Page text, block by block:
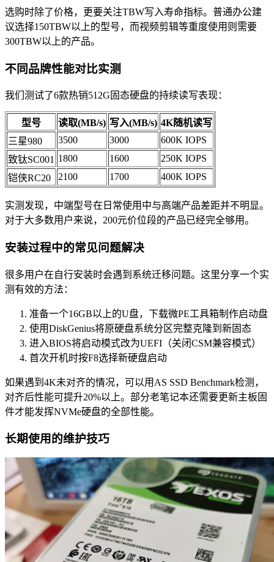
选购时除了价格，更要关注TBW写入寿命指标。普通办公建
议选择150TBW以上的型号，而视频剪辑等重度使用则需要
300TBW以上的产品。
不同品牌性能对比实测
我们测试了6款热销512G固态硬盘的持续读写表现：
型号 读取(MB/s) 写入(MB/s) 4K随机读写
三星980
3500 3000
600K IOPS
致钛SC001 1800 1600
250K IOPS
铠侠RC20
2100 1700 400K IOPS
实测发现，中端型号在日常使用中与高端产品差距并不明显。
对于大多数用户来说，200元价位段的产品已经完全够用。
安装过程中的常见问题解决
很多用户在自行安装时会遇到系统迁移问题。这里分享一个实
测有效的方法：
准备一个16GB以上的U盘，下载微PE工具箱制作启动盘
使用DiskGenius将原硬盘系统分区完整克隆到新固态
进入BIOS将启动模式改为UEFI（关闭CSM兼容模式）
首次开机时按F8选择新硬盘启动
如果遇到4K未对齐的情况，可以用AS SSD Benchmark检测，
对齐后性能可提升20%以上。部分老笔记本还需要更新主板固
件才能发挥NVMe硬盘的全部性能。
长期使用的维护技巧